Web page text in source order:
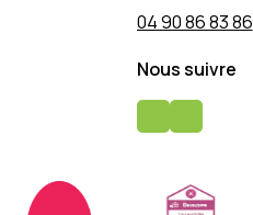
04 90 86 83 86
Nous suivre